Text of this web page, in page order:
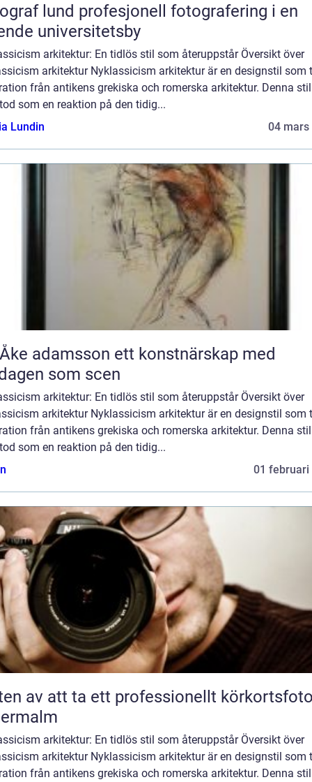
profesjonell fotografering i en
universitetsby
arkitektur: En tidlös stil som återuppstår Översikt över
arkitektur Nyklassicism arkitektur är en designstil som
från antikens grekiska och romerska arkitektur. Denna stil
som en reaktion på den tidig...
Lundin
04 mars
ett konstnärskap med
som scen
arkitektur: En tidlös stil som återuppstår Översikt över
arkitektur Nyklassicism arkitektur är en designstil som
från antikens grekiska och romerska arkitektur. Denna stil
som en reaktion på den tidig...
01 februari
av att ta ett professionellt
arkitektur: En tidlös stil som återuppstår Översikt över
arkitektur Nyklassicism arkitektur är en designstil som
från antikens grekiska och romerska arkitektur. Denna stil